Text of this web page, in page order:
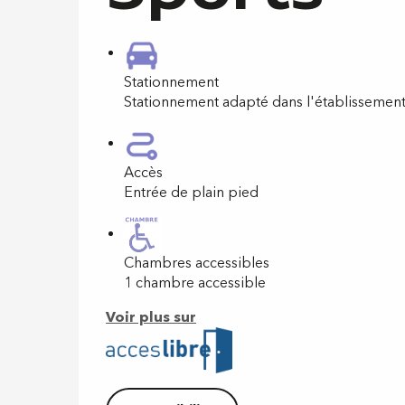
Stationnement
Stationnement adapté dans
Accès
Entrée de plain pied
Chambres accessibles
1 chambre accessible
Voir plus sur